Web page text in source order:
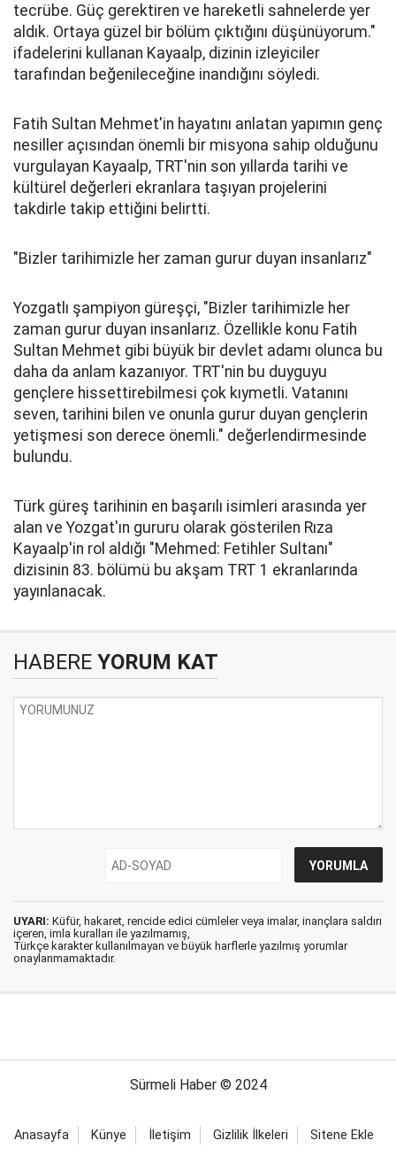
tecrübe. Güç gerektiren ve hareketli sahnelerde yer
aldık. Ortaya güzel bir bölüm çıktığını düşünüyorum."
ifadelerini kullanan Kayaalp, dizinin izleyiciler
tarafından beğenileceğine inandığını söyledi.
Fatih Sultan Mehmet'in hayatını anlatan yapımın genç
nesiller açısından önemli bir misyona sahip olduğunu
vurgulayan Kayaalp, TRT'nin son yıllarda tarihi ve
kültürel değerleri ekranlara taşıyan projelerini
takdirle takip ettiğini belirtti.
"Bizler tarihimizle her zaman gurur duyan insanlarız"
Yozgatlı şampiyon güreşçi, "Bizler tarihimizle her
zaman gurur duyan insanlarız. Özellikle konu Fatih
Sultan Mehmet gibi büyük bir devlet adamı olunca bu
daha da anlam kazanıyor. TRT'nin bu duyguyu
gençlere hissettirebilmesi çok kıymetli. Vatanını
seven, tarihini bilen ve onunla gurur duyan gençlerin
yetişmesi son derece önemli." değerlendirmesinde
bulundu.
Türk güreş tarihinin en başarılı isimleri arasında yer
alan ve Yozgat'ın gururu olarak gösterilen Rıza
Kayaalp'in rol aldığı "Mehmed: Fetihler Sultanı"
dizisinin 83. bölümü bu akşam TRT 1 ekranlarında
yayınlanacak.
HABERE YORUM KAT
UYARI: Küfür, hakaret, rencide edici cümleler veya imalar, inançlara saldırı
içeren, imla kuralları ile yazılmamış,
Türkçe karakter kullanılmayan ve büyük harflerle yazılmış yorumlar
onaylanmamaktadır.
Sürmeli Haber © 2024
Anasayfa Künye İletişim Gizlilik İlkeleri Sitene Ekle